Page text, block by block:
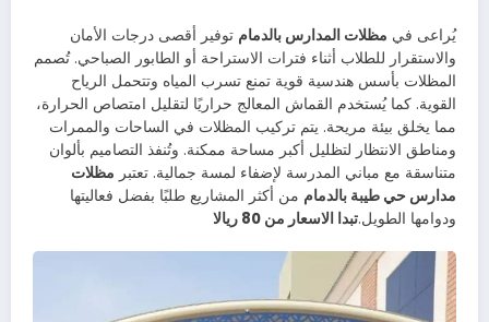
يُراعى في مظلات المدارس بالدمام توفير أقصى درجات الأمان
والاستقرار للطلاب أثناء فترات الاستراحة أو الطابور الصباحي. تُصمم
المظلات بأسس هندسية قوية تمنع تسرب المياه وتتحمل الرياح
القوية. كما يُستخدم القماش المعالج حراريًا لتقليل امتصاص الحرارة،
مما يخلق بيئة مريحة. يتم تركيب المظلات في الساحات والممرات
ومناطق الانتظار لتظليل أكبر مساحة ممكنة. وتُنفذ التصاميم بألوان
متناسقة مع مباني المدرسة لإضفاء لمسة جمالية. تعتبر مظلات
مدارس حي طيبة بالدمام من أكثر المشاريع طلبًا بفضل فعاليتها
ودوامها الطويل.تبدا الاسعار من 80 ريالا